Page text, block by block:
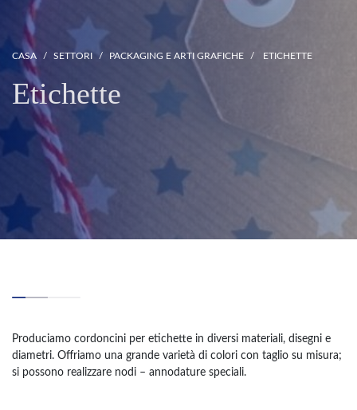
CASA SETTORI PACKAGING E ARTI GRAFICHE ETICHETTE
Etichette
Produciamo cordoncini per etichette in diversi materiali, disegni e
diametri. Offriamo una grande varietà di colori con taglio su misura;
si possono realizzare nodi – annodature speciali.